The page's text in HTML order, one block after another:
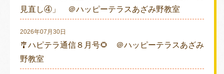
見直し④」 ＠ハッピーテラスあざみ野教室
2026年07月30日
🎐ハピテラ通信８月号🌻 ＠ハッピーテラスあざみ
野教室